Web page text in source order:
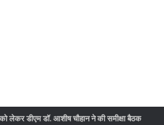
लेकर डीएम डॉ. आशीष चौहान ने की समीक्षा बैठक